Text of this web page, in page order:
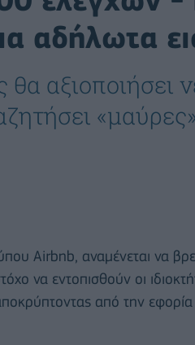
αδήλωτα
αξιοποιήσει
Airbnb, αναμένεται να
να εντοπισθούν οι
από την